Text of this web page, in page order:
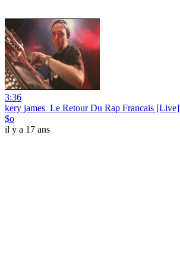
3:36
kery james_Le Retour Du Rap Francais [Live]
$o
il y a 17 ans